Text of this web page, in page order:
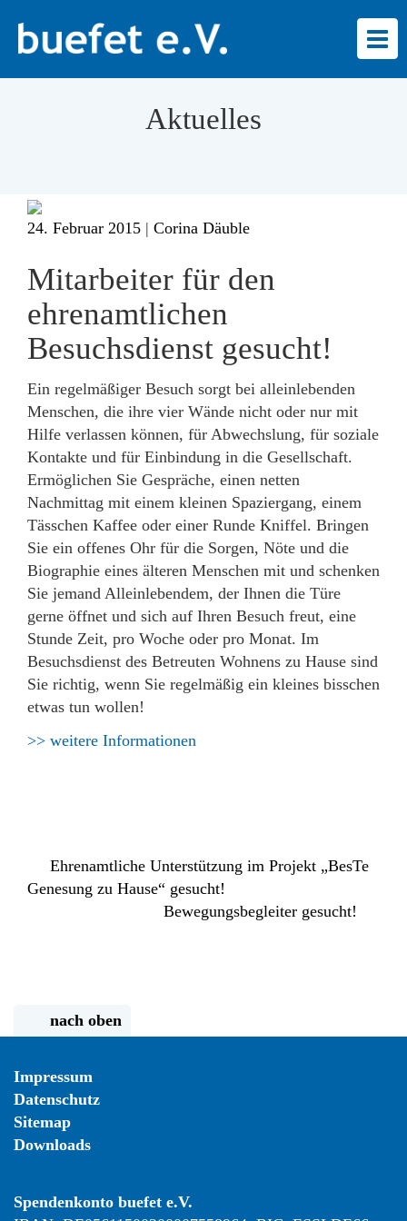
Aktuelles
24. Februar 2015 | Corina Däuble
Mitarbeiter für den
ehrenamtlichen
Besuchsdienst gesucht!
Ein regelmäßiger Besuch sorgt bei alleinlebenden
Menschen, die ihre vier Wände nicht oder nur mit
Hilfe verlassen können, für Abwechslung, für soziale
Kontakte und für Einbindung in die Gesellschaft.
Ermöglichen Sie Gespräche, einen netten
Nachmittag mit einem kleinen Spaziergang, einem
Tässchen Kaffee oder einer Runde Kniffel. Bringen
Sie ein offenes Ohr für die Sorgen, Nöte und die
Biographie eines älteren Menschen mit und schenken
Sie jemand Alleinlebendem, der Ihnen die Türe
gerne öffnet und sich auf Ihren Besuch freut, eine
Stunde Zeit, pro Woche oder pro Monat. Im
Besuchsdienst des Betreuten Wohnens zu Hause sind
Sie richtig, wenn Sie regelmäßig ein kleines bisschen
etwas tun wollen!
>> weitere Informationen
Ehrenamtliche Unterstützung im Projekt „BesTe
Genesung zu Hause“ gesucht!
Bewegungsbegleiter gesucht!
nach oben
Impressum
Datenschutz
Sitemap
Downloads
Spendenkonto buefet e.V.